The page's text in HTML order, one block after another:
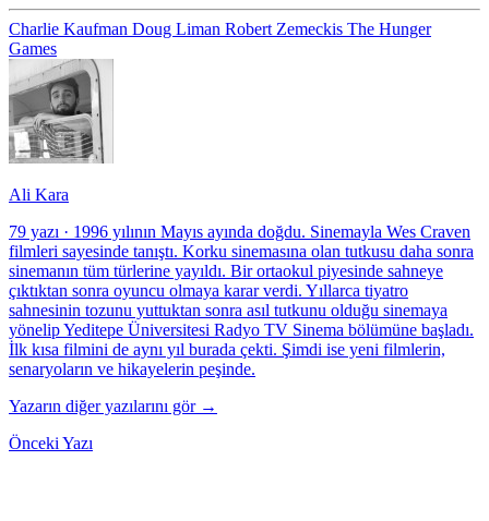
Charlie Kaufman Doug Liman Robert Zemeckis The Hunger
Games
Ali Kara
79 yazı · 1996 yılının Mayıs ayında doğdu. Sinemayla Wes Craven
filmleri sayesinde tanıştı. Korku sinemasına olan tutkusu daha sonra
sinemanın tüm türlerine yayıldı. Bir ortaokul piyesinde sahneye
çıktıktan sonra oyuncu olmaya karar verdi. Yıllarca tiyatro
sahnesinin tozunu yuttuktan sonra asıl tutkunu olduğu sinemaya
yönelip Yeditepe Üniversitesi Radyo TV Sinema bölümüne başladı.
İlk kısa filmini de aynı yıl burada çekti. Şimdi ise yeni filmlerin,
senaryoların ve hikayelerin peşinde.
Yazarın diğer yazılarını gör →
Önceki Yazı